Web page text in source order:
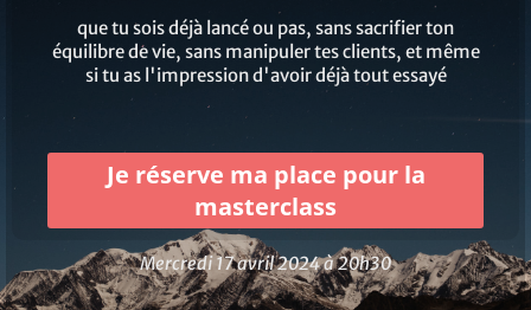
que tu sois déjà lancé ou pas, sans sacrifier ton
équilibre de vie, sans manipuler tes clients, et même
si tu as l'impression d'avoir déjà tout essayé
Je réserve ma place pour la
masterclass
Mercredi 17 avril 2024 à 20h30